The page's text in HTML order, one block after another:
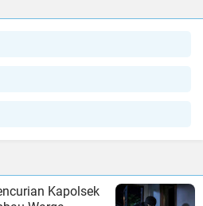
Kapolsek